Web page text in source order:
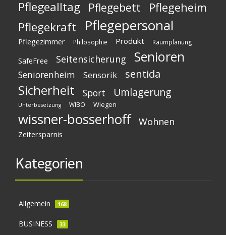
Pflegealltag Pflegebett
Pflegeheim
Pflegekraft
Pflegepersonal
Pflegezimmer Philosophie Produkt Raumplanung
SafeFree Seitensicherung Senioren
Seniorenheim Sensorik sentida
Sicherheit Sport Umlagerung
Unterbesetzung WIBO Wiegen
wissner-bosserhoff Wohnen
Zeitersparnis
Kategorien
Allgemein 168
BUSINESS 33